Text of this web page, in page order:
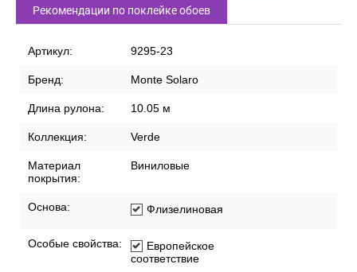
Рекомендации по поклейке обоев
Артикул: 9295-23
Бренд: Monte Solaro
Длина рулона: 10.05 м
Коллекция: Verde
Материал
покрытия:
Виниловые
Основа: Флизелиновая
Особые свойства:
Европейское
соответствие